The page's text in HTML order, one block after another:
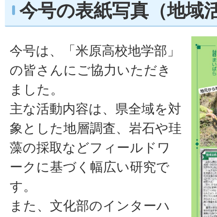
今号の表紙写真（地域
今号は、「米原高校地学部」
の皆さんにご協力いただき
ました。
主な活動内容は、県全域を対
象とした地層調査、岩石や珪
藻の採取などフィールドワ
ークに基づく幅広い研究で
す。
また、文化部のインターハ